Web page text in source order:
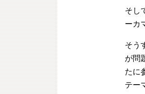
そし
ーカ
そう
が問
たに
テー